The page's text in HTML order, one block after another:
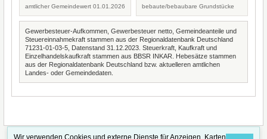
amtlicher Gemeindewert 01.01.2026 bebaute/bebaubare Grundstücke
Gewerbesteuer-Aufkommen, Gewerbesteuer netto, Gemeindeanteile und
Steuereinnahmekraft stammen aus der Regionaldatenbank Deutschland
71231-01-03-5, Datenstand 31.12.2023. Steuerkraft, Kaufkraft und
Einzelhandelskaufkraft stammen aus BBSR INKAR. Hebesätze stammen
aus der Regionaldatenbank Deutschland bzw. aktuelleren amtlichen
Landes- oder Gemeindedaten.
Wir verwenden Cookies und externe Dienste für Anzeigen, Karten